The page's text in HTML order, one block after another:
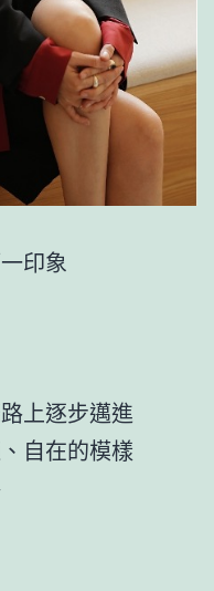
印象
上逐步邁進
自在的模樣